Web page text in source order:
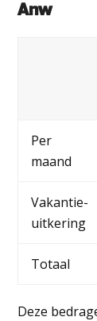
Anw
Per
maand
Vakantie-
uitkering
Totaal
Deze